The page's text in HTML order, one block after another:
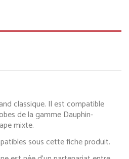
classique. Il est compatible
de la gamme Dauphin-
mixte.
sous cette fiche produit.